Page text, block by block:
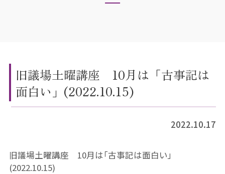
旧議場土曜講座 10月は「古事記は
面白い」(2022.10.15)
2022.10.17
旧議場土曜講座 10月は「古事記は面白い」
(2022.10.15)